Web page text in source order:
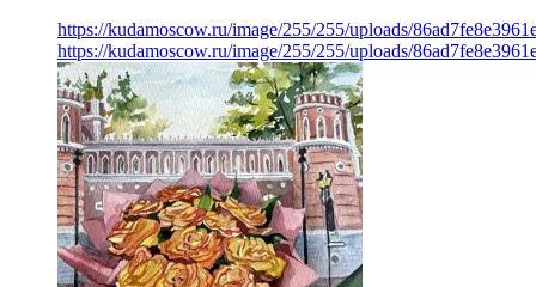
https://kudamoscow.ru/image/255/255/uploads/
https://kudamoscow.ru/image/255/255/uploads/